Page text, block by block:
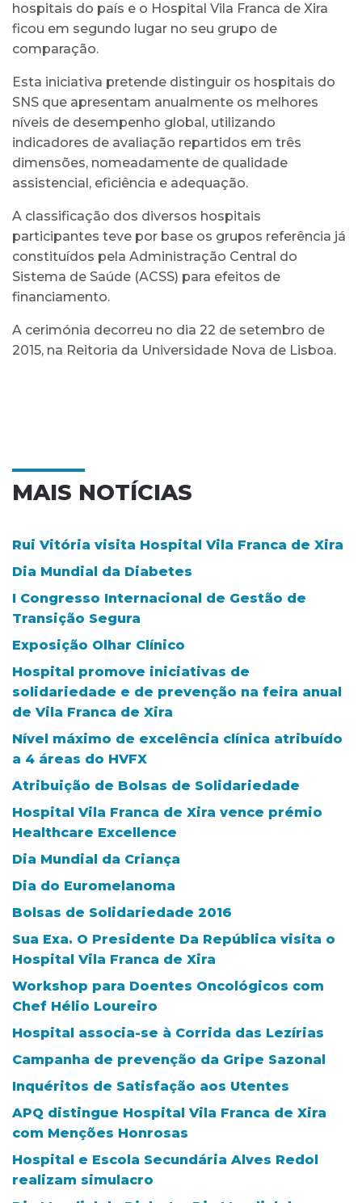
hospitais do país e o Hospital Vila Franca de Xira
ficou em segundo lugar no seu grupo de
comparação.
Esta iniciativa pretende distinguir os hospitais do
SNS que apresentam anualmente os melhores
níveis de desempenho global, utilizando
indicadores de avaliação repartidos em três
dimensões, nomeadamente de qualidade
assistencial, eficiência e adequação.
A classificação dos diversos hospitais
participantes teve por base os grupos referência já
constituídos pela Administração Central do
Sistema de Saúde (ACSS) para efeitos de
financiamento.
A cerimónia decorreu no dia 22 de setembro de
2015, na Reitoria da Universidade Nova de Lisboa.
MAIS NOTÍCIAS
Rui Vitória visita Hospital Vila Franca de Xira
Dia Mundial da Diabetes
I Congresso Internacional de Gestão de
Transição Segura
Exposição Olhar Clínico
Hospital promove iniciativas de
solidariedade e de prevenção na feira anual
de Vila Franca de Xira
Nível máximo de excelência clínica atribuído
a 4 áreas do HVFX
Atribuição de Bolsas de Solidariedade
Hospital Vila Franca de Xira vence prémio
Healthcare Excellence
Dia Mundial da Criança
Dia do Euromelanoma
Bolsas de Solidariedade 2016
Sua Exa. O Presidente Da República visita o
Hospital Vila Franca de Xira
Workshop para Doentes Oncológicos com
Chef Hélio Loureiro
Hospital associa-se à Corrida das Lezírias
Campanha de prevenção da Gripe Sazonal
Inquéritos de Satisfação aos Utentes
APQ distingue Hospital Vila Franca de Xira
com Menções Honrosas
Hospital e Escola Secundária Alves Redol
realizam simulacro